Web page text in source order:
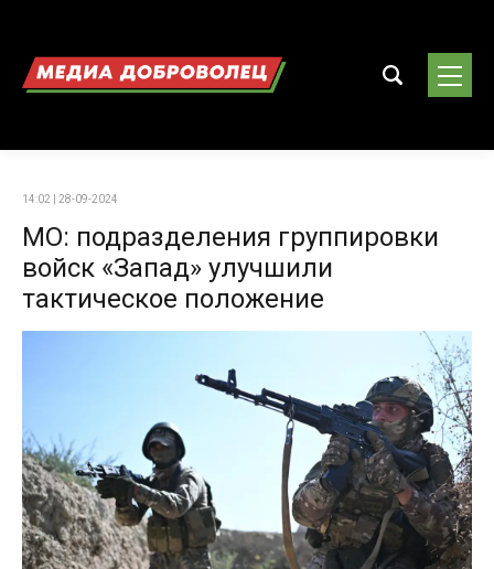
14:02 | 28-09-2024
МО: подразделения группировки
войск «Запад» улучшили
тактическое положение